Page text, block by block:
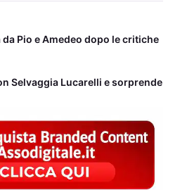
Pio e Amedeo dopo le critiche
Selvaggia Lucarelli e sorprende